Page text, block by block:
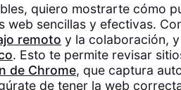
quiero mostrarte cómo
web sencillas y efectivas.
remoto y la colaboración,
. Esto te permite revisar
de Chrome, que captura
de tener la web